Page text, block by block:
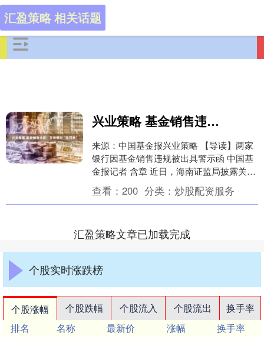
汇盈策略 相关话题
兴业策略 基金销售违规！又有银行“吃罚单”
来源：中国基金报兴业策略 【导读】两家
银行因基金销售违规被出具警示函 中国基
金报记者 含章 近日，海南证监局披露关于
海南银行、华夏银行海口分行两则罚单，
直指相关....
查看： 200 分类： 炒股配资服务
汇盈策略文章已加载完成
个股实时涨跌榜
个股涨幅 个股跌幅 个股流入 个股流出
换手率
排名
名称 最新价 涨幅
换手率